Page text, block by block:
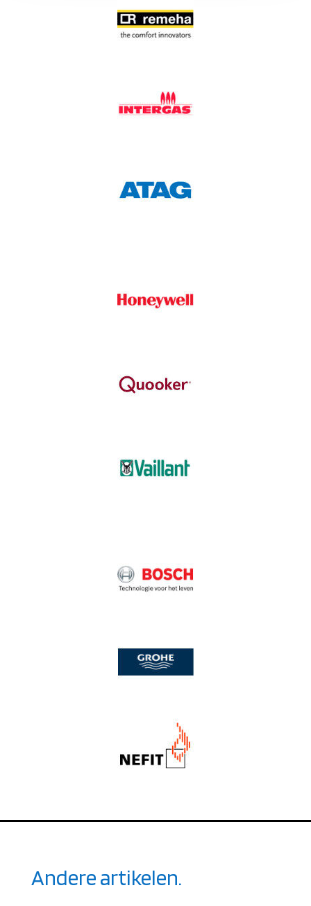
Andere artikelen.